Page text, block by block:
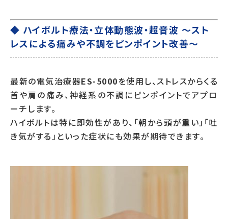
◆ ハイボルト療法・立体動態波・超音波 〜スト
レスによる痛みや不調をピンポイント改善〜
最新の電気治療器ES-5000を使用し、ストレスからくる
首や肩の痛み、神経系の不調にピンポイントでアプロ
ーチします。
ハイボルトは特に即効性があり、「朝から頭が重い」「吐
き気がする」といった症状にも効果が期待できます。